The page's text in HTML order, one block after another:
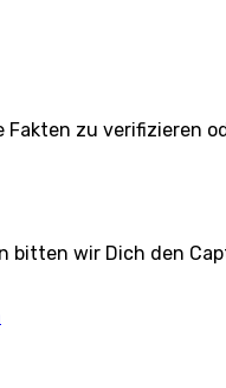
Fakten zu verifizieren
wir Dich den